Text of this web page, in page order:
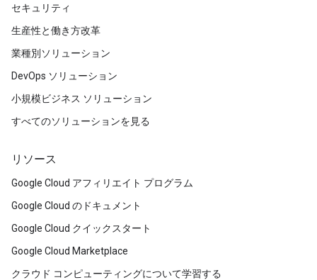
セキュリティ
生産性と働き方改革
業種別ソリューション
DevOps ソリューション
小規模ビジネス ソリューション
すべてのソリューションを見る
リソース
Google Cloud アフィリエイト プログラム
Google Cloud のドキュメント
Google Cloud クイックスタート
Google Cloud Marketplace
クラウド コンピューティングについて学習する